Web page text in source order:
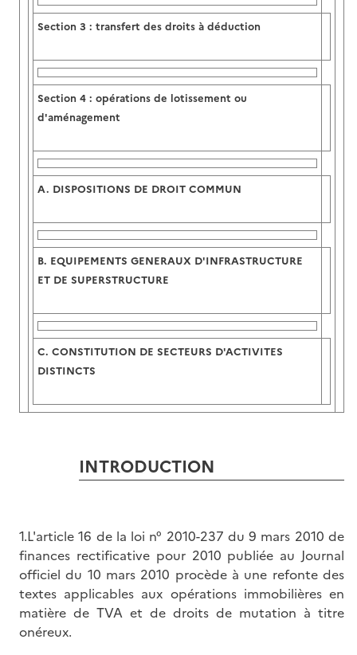
Section 3 : transfert des droits à déduction
Section 4 : opérations de lotissement ou
d'aménagement
A. DISPOSITIONS DE DROIT COMMUN
B. EQUIPEMENTS GENERAUX D'INFRASTRUCTURE
ET DE SUPERSTRUCTURE
C. CONSTITUTION DE SECTEURS D'ACTIVITES
DISTINCTS
INTRODUCTION
1.L'article 16 de la loi n° 2010-237 du 9 mars 2010 de
finances rectificative pour 2010 publiée au Journal
officiel du 10 mars 2010 procède à une refonte des
textes applicables aux opérations immobilières en
matière de TVA et de droits de mutation à titre
onéreux.